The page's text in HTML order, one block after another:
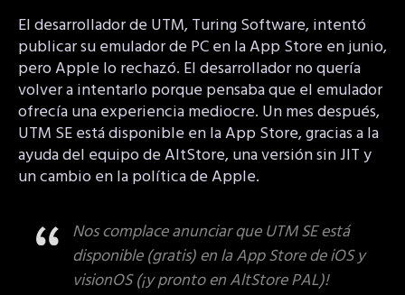
El desarrollador de UTM, Turing Software, intentó
publicar su emulador de PC en la App Store en junio,
pero Apple lo rechazó. El desarrollador no quería
volver a intentarlo porque pensaba que el emulador
ofrecía una experiencia mediocre. Un mes después,
UTM SE está disponible en la App Store, gracias a la
ayuda del equipo de AltStore, una versión sin JIT y
un cambio en la política de Apple.
Nos complace anunciar que UTM SE está
disponible (gratis) en la App Store de iOS y
visionOS (¡y pronto en AltStore PAL)!